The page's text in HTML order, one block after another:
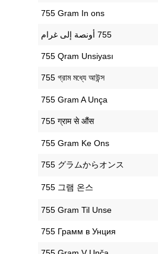
‎755 Gram In ons
‎755 Qram Unsiyası
‎755 গ্রাম মধ্যে আউন্স
‎755 Gram A Unça
‎755 ग्राम से औंस
‎755 Gram Ke Ons
‎755 グラムからオンス
‎755 그램 온스
‎755 Gram Til Unse
‎755 Грамм в Унция